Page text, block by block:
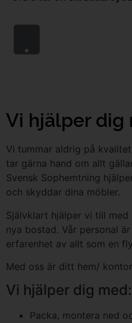
Vi hjälper
Vi tummar aldrig på
tar gärna hand om allt
Svensk Sophemtning
och skyddar dina möbler.
Självklart hjälper vi till
nya bostad. Vår personal
erfarenhet av allt som en
Med oss är ditt hem/
Vi hjälper dig med:
Packa, montera ned